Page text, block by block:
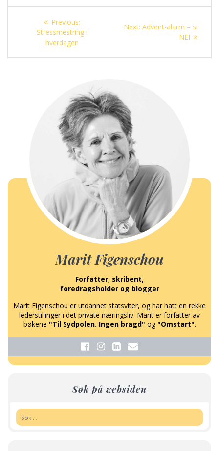
Innleggsnavigasjon
Previous:Previous
post:
Stressmestring i
hverdagen
Next: Next
Advent-alarm – si
NEI
Marit Figenschou
Forfatter, skribent,
foredragsholder og blogger
Marit Figenschou er utdannet statsviter, og har hatt en rekke
lederstillinger i det private næringsliv. Marit er forfatter av
bøkene "Til Sydpolen. Ingen bragd" og "Omstart".
Søk på websiden